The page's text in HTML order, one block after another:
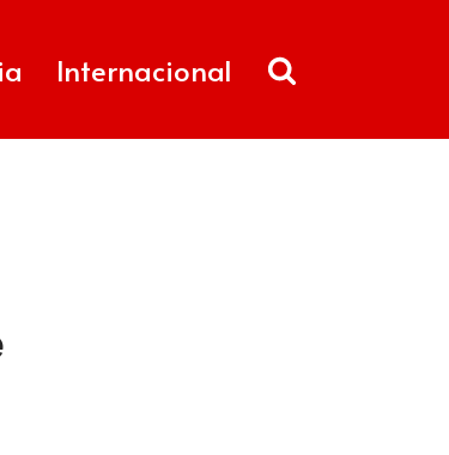
Internacional